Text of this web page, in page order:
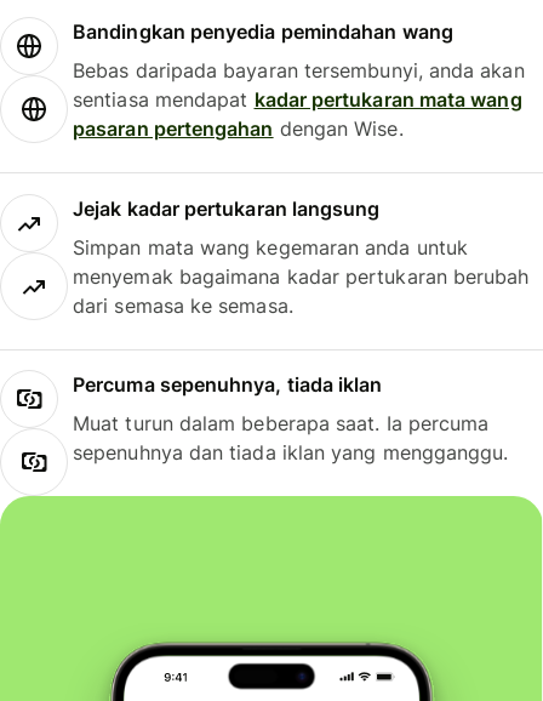
Bandingkan penyedia pemindahan wang
Bebas daripada bayaran tersembunyi, anda akan
sentiasa mendapat kadar pertukaran mata wang
pasaran pertengahan dengan Wise.
Jejak kadar pertukaran langsung
Simpan mata wang kegemaran anda untuk
menyemak bagaimana kadar pertukaran berubah
dari semasa ke semasa.
Percuma sepenuhnya, tiada iklan
Muat turun dalam beberapa saat. Ia percuma
sepenuhnya dan tiada iklan yang mengganggu.